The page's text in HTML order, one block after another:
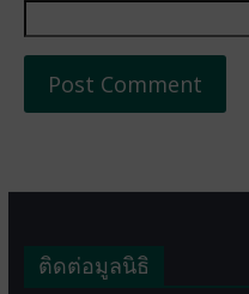
ติดต่อมูลนิธิ